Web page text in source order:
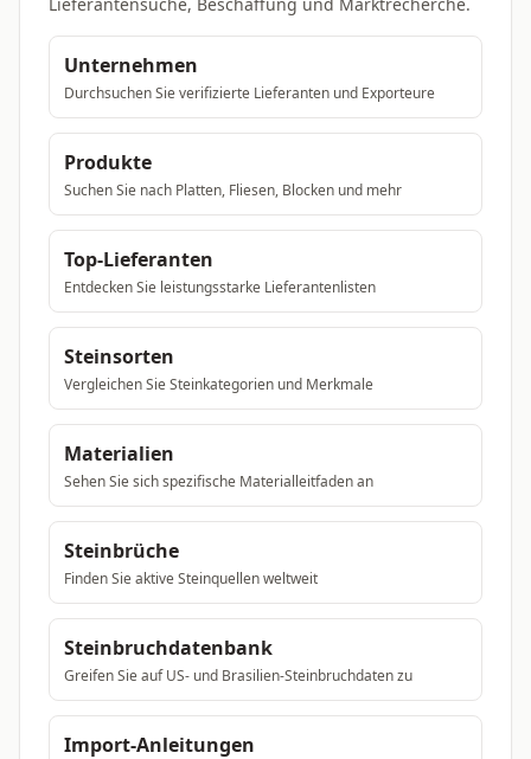
Unternehmen
Durchsuchen Sie verifizierte Lieferanten und Exporteure
Produkte
Suchen Sie nach Platten, Fliesen, Blocken und mehr
Top-Lieferanten
Entdecken Sie leistungsstarke Lieferantenlisten
Steinsorten
Vergleichen Sie Steinkategorien und Merkmale
Materialien
Sehen Sie sich spezifische Materialleitfaden an
Steinbrüche
Finden Sie aktive Steinquellen weltweit
Steinbruchdatenbank
Greifen Sie auf US- und Brasilien-Steinbruchdaten zu
Import-Anleitungen